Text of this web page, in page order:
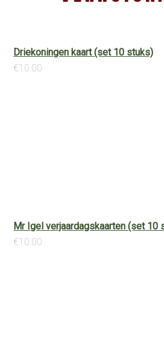
Driekoningen kaart (set 10 stuks)
€10.00
Mr Igel verjaardagskaarten (set 10
€10.00